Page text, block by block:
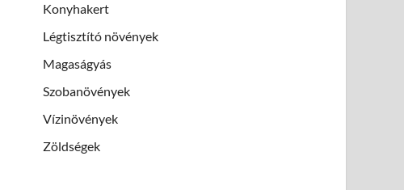
Konyhakert
Légtisztító növények
Magaságyás
Szobanövények
Vízinövények
Zöldségek